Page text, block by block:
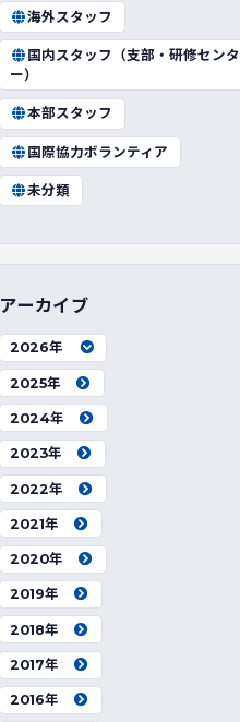
海外スタッフ
国内スタッフ（支部・研修センタ
ー）
本部スタッフ
国際協力ボランティア
未分類
アーカイブ
2026年
2025年
2024年
2023年
2022年
2021年
2020年
2019年
2018年
2017年
2016年